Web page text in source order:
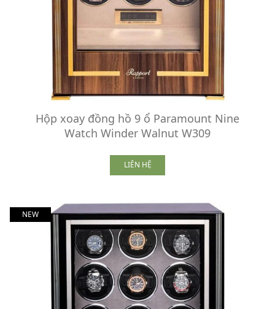
Hộp xoay đồng hồ 9 ổ Paramount Nine
Watch Winder Walnut W309
LIÊN HỆ
NEW